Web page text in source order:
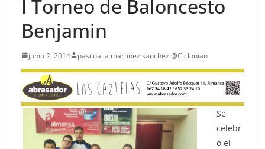
I Torneo de Baloncesto
Benjamin
junio 2, 2014 pascual a martinez sanchez @Ciclonian
Se
celebr
ó el